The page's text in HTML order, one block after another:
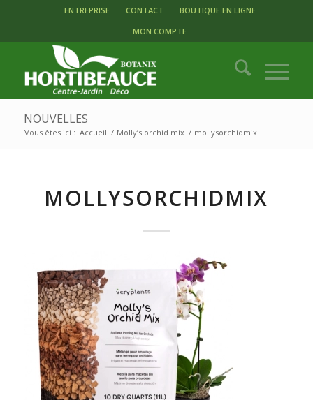
ENTREPRISE CONTACT
BOUTIQUE EN LIGNE
MON COMPTE
NOUVELLES
Vous êtes ici : Accueil / Molly’s orchid mix / mollysorchidmix
MOLLYSORCHIDMIX